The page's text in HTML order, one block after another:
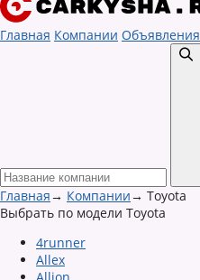
Главная Компании Объявления
Главная→ Компании→ Toyota
Выбрать по модели Toyota
4runner
Allex